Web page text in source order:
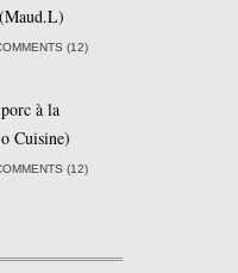
(12)
à la
Cuisine)
(12)